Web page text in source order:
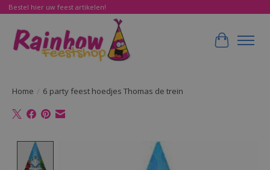
Bestel hier uw feest artikelen!
Home / 6 party feest hoedjes Thomas de trein
Product image slideshow Items